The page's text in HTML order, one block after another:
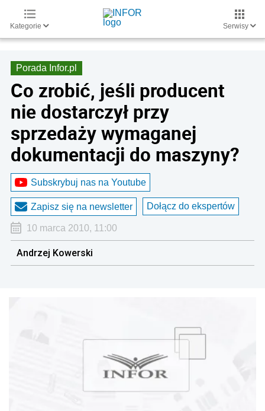
Kategorie Serwisy
Porada Infor.pl
Co zrobić, jeśli producent
nie dostarczył przy
sprzedaży wymaganej
dokumentacji do maszyny?
Subskrybuj nas na Youtube
Zapisz się na newsletter Dołącz do ekspertów
10 marca 2010, 11:00
Andrzej Kowerski